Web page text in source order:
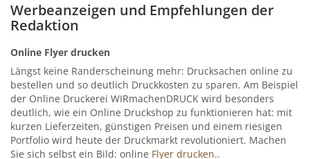
Werbeanzeigen und Empfehlungen der
Redaktion
Online Flyer drucken
Längst keine Randerscheinung mehr: Drucksachen online zu
bestellen und so deutlich Druckkosten zu sparen. Am Beispiel
der Online Druckerei WIRmachenDRUCK wird besonders
deutlich, wie ein Online Druckshop zu funktionieren hat: mit
kurzen Lieferzeiten, günstigen Preisen und einem riesigen
Portfolio wird heute der Druckmarkt revolutioniert. Machen
Sie sich selbst ein Bild: online Flyer drucken..